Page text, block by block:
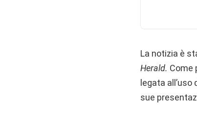
La notizia è
Herald. Come
legata all’uso
sue